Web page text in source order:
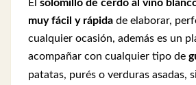
El solomillo de cerdo al vino
muy fácil y rápida de elaborar,
cualquier ocasión, además es un
acompañar con cualquier tipo de
patatas, purés o verduras asadas, s